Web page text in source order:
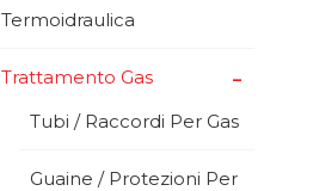
Termoidraulica
Trattamento Gas +
Tubi / Raccordi Per Gas
Guaine / Protezioni Per